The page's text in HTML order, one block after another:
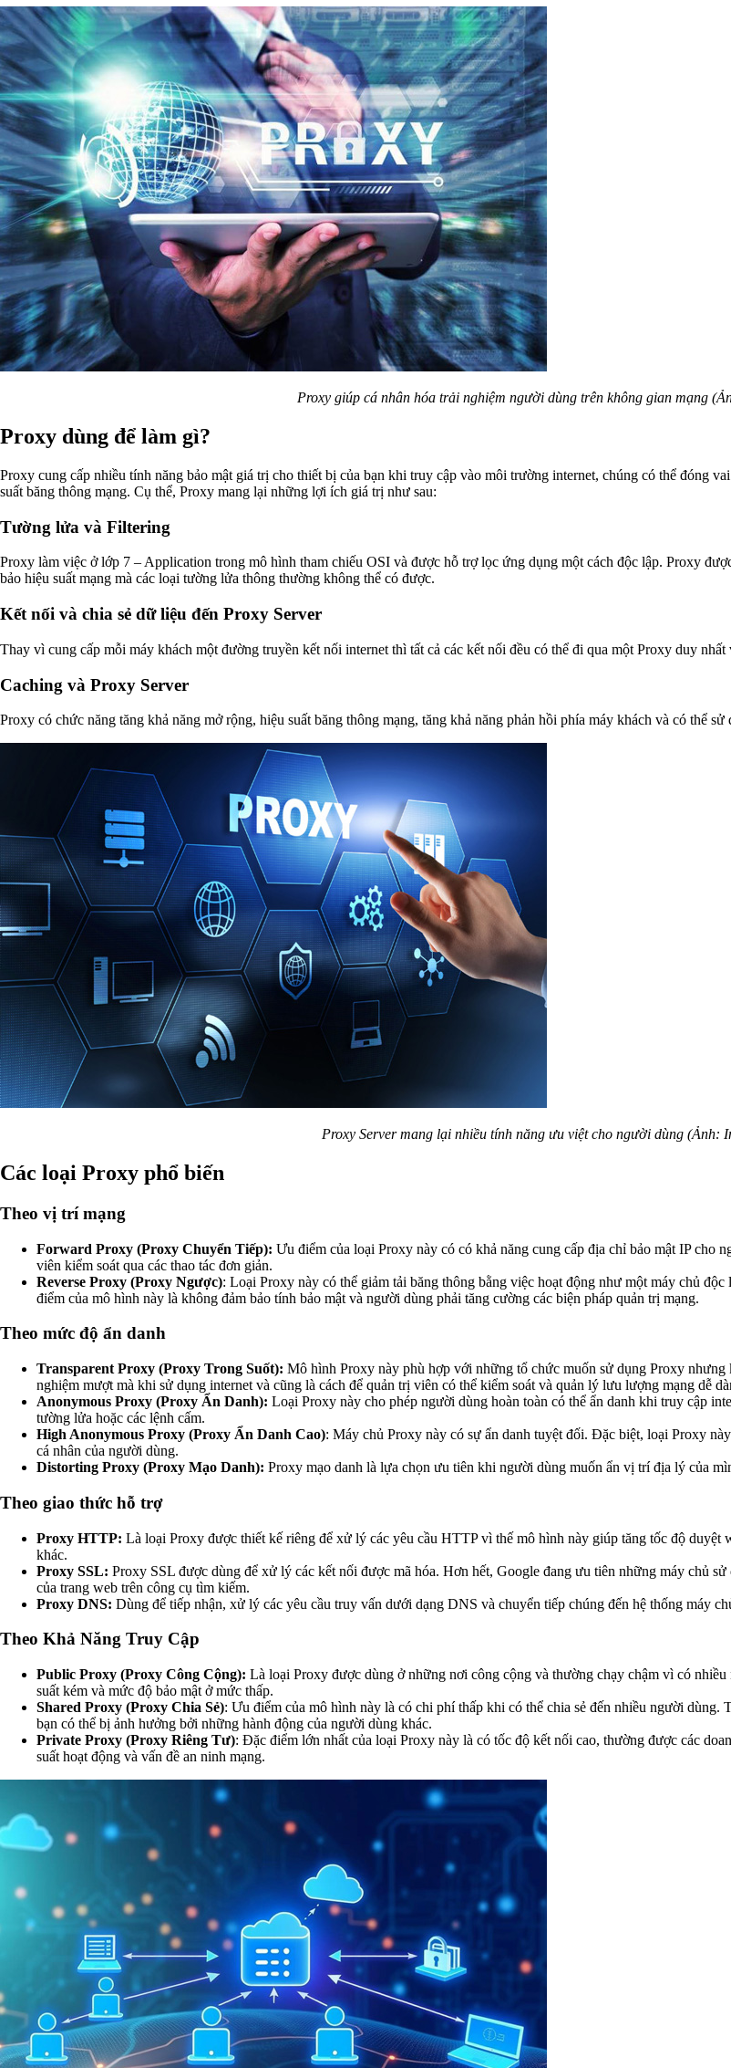
Proxy giúp cá nhân hóa trải nghiệm người dùng trên không gian mạng
Proxy dùng để làm gì?
Proxy cung cấp nhiều tính năng bảo mật giá trị cho thiết bị của bạn khi truy cập vào môi trường internet, chúng có thể đóng
suất băng thông mạng. Cụ thể, Proxy mang lại những lợi ích giá trị như sau:
Tường lửa và Filtering
Proxy làm việc ở lớp 7 – Application trong mô hình tham chiếu OSI và được hỗ trợ lọc ứng dụng một cách độc lập. Proxy
bảo hiệu suất mạng mà các loại tường lửa thông thường không thể có được.
Kết nối và chia sẻ dữ liệu đến Proxy Server
Thay vì cung cấp mỗi máy khách một đường truyền kết nối internet thì tất cả các kết nối đều có thể đi qua một Proxy duy
Caching và Proxy Server
Proxy có chức năng tăng khả năng mở rộng, hiệu suất băng thông mạng, tăng khả năng phản hồi phía máy khách và có thể
Proxy Server mang lại nhiều tính năng ưu việt cho người dùng (Ảnh:
Các loại Proxy phổ biến
Theo vị trí mạng
Forward Proxy (Proxy Chuyển Tiếp): Ưu điểm của loại Proxy này có có khả năng cung cấp địa chỉ bảo mật IP cho
viên kiểm soát qua các thao tác đơn giản.
Reverse Proxy (Proxy Ngược): Loại Proxy này có thể giảm tải băng thông bằng việc hoạt động như một máy chủ
điểm của mô hình này là không đảm bảo tính bảo mật và người dùng phải tăng cường các biện pháp quản trị mạng.
Theo mức độ ẩn danh
Transparent Proxy (Proxy Trong Suốt): Mô hình Proxy này phù hợp với những tổ chức muốn sử dụng Proxy
nghiệm mượt mà khi sử dụng internet và cũng là cách để quản trị viên có thể kiểm soát và quản lý lưu lượng mạng dễ
Anonymous Proxy (Proxy Ẩn Danh): Loại Proxy này cho phép người dùng hoàn toàn có thể ẩn danh khi truy cập
tường lửa hoặc các lệnh cấm.
High Anonymous Proxy (Proxy Ẩn Danh Cao): Máy chủ Proxy này có sự ẩn danh tuyệt đối. Đặc biệt, loại Proxy
cá nhân của người dùng.
Distorting Proxy (Proxy Mạo Danh): Proxy mạo danh là lựa chọn ưu tiên khi người dùng muốn ẩn vị trí địa lý của
Theo giao thức hỗ trợ
Proxy HTTP: Là loại Proxy được thiết kế riêng để xử lý các yêu cầu HTTP vì thế mô hình này giúp tăng tốc độ duyệt
khác.
Proxy SSL: Proxy SSL được dùng để xử lý các kết nối được mã hóa. Hơn hết, Google đang ưu tiên những máy chủ
của trang web trên công cụ tìm kiếm.
Proxy DNS: Dùng để tiếp nhận, xử lý các yêu cầu truy vấn dưới dạng DNS và chuyển tiếp chúng đến hệ thống máy
Theo Khả Năng Truy Cập
Public Proxy (Proxy Công Cộng): Là loại Proxy được dùng ở những nơi công cộng và thường chạy chậm vì có
suất kém và mức độ bảo mật ở mức thấp.
Shared Proxy (Proxy Chia Sẻ): Ưu điểm của mô hình này là có chi phí thấp khi có thể chia sẻ đến nhiều người
bạn có thể bị ảnh hưởng bởi những hành động của người dùng khác.
Private Proxy (Proxy Riêng Tư): Đặc điểm lớn nhất của loại Proxy này là có tốc độ kết nối cao, thường được các
suất hoạt động và vấn đề an ninh mạng.